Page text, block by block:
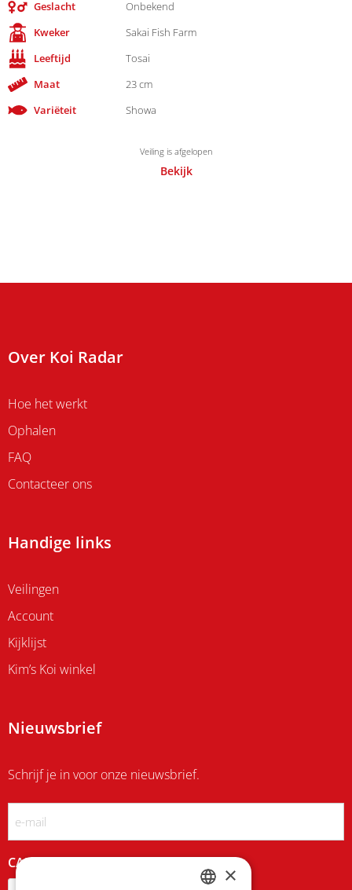
Geslacht
Onbekend
Kweker
Sakai Fish Farm
Leeftijd
Tosai
Maat
23 cm
Variëteit
Showa
Veiling is afgelopen
Bekijk
Over Koi Radar
Hoe het werkt
Ophalen
FAQ
Contacteer ons
Handige links
Veilingen
Account
Kijklijst
Kim’s Koi winkel
Nieuwsbrief
Schrijf je in voor onze nieuwsbrief.
CAPTCHA ×